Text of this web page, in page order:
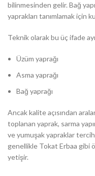
bilinmesinden gelir. Bağ
yaprakları tanımlamak için
Teknik olarak bu üç ifade
Üzüm yaprağı
Asma yaprağı
Bağ yaprağı
Ancak kalite açısından
toplanan yaprak, sarma
ve yumuşak yapraklar
genellikle Tokat Erbaa gibi
yetişir.